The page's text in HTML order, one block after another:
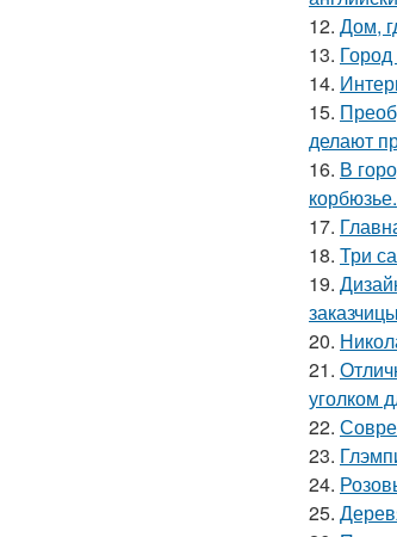
12. Дом,
13.
14.
15.
делают
16. В
корбюзье.
17.
18. Три
19.
20.
21.
уголком
22.
23.
24.
25.